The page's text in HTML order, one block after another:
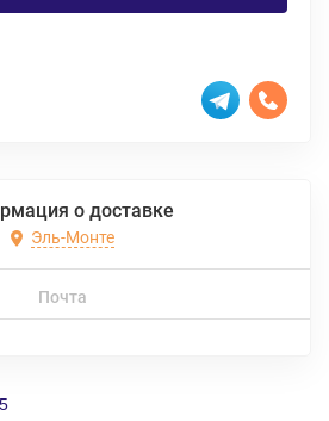
о доставке
Эль-Монте
Почта